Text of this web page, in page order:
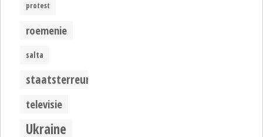
protest
roemenie
salta
staatsterreur
televisie
Ukraine